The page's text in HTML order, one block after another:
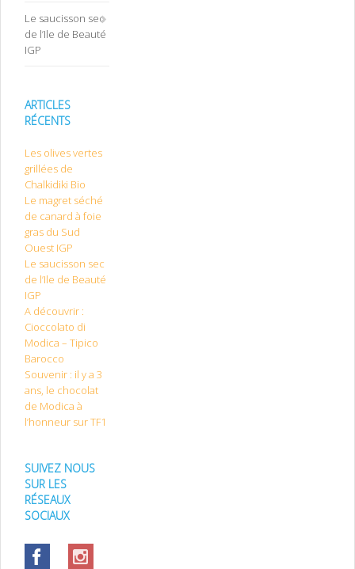
Le saucisson sec
de l’Ile de Beauté
IGP
ARTICLES
RÉCENTS
Les olives vertes
grillées de
Chalkidiki Bio
Le magret séché
de canard à foie
gras du Sud
Ouest IGP
Le saucisson sec
de l’Ile de Beauté
IGP
A découvrir :
Cioccolato di
Modica – Tipico
Barocco
Souvenir : il y a 3
ans, le chocolat
de Modica à
l’honneur sur TF1
SUIVEZ NOUS
SUR LES
RÉSEAUX
SOCIAUX